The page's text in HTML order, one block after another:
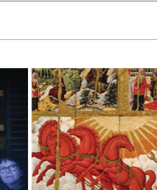
ריינהרץ יעקב שביט